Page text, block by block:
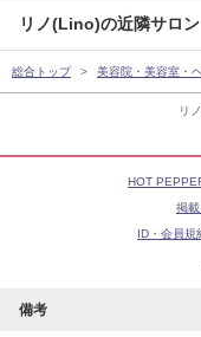
リ
備考
リノ(Lino)の近隣サロン
総合トップ 美容院・美容室・
HOT
掲
ID・会員規